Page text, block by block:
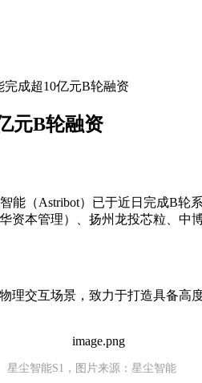
完成超10亿元B轮融资
元B轮融资
能（Astribot）已于近日完成B轮
资本管理）、扬州龙投芯粒、中
理交互场景，致力于打造具备高
星尘智能S1，图片来源：星尘智能